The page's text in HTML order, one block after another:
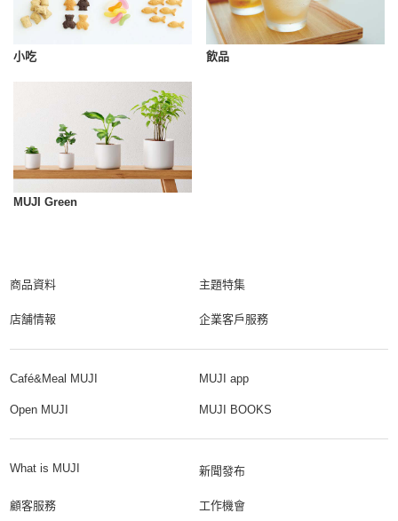
小吃 飲品
MUJI Green
商品資料 主題特集
店舗情報 企業客戶服務
Café&Meal MUJI MUJI app
Open MUJI MUJI BOOKS
What is MUJI 新聞發布
顧客服務 工作機會